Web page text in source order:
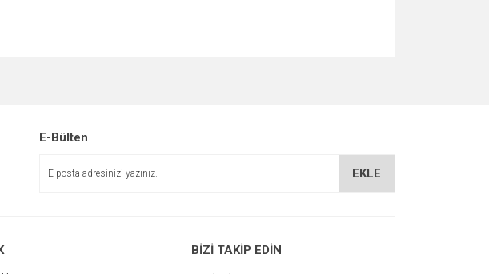
E-Bülten
EKLE
BİZİ TAKİP EDİN